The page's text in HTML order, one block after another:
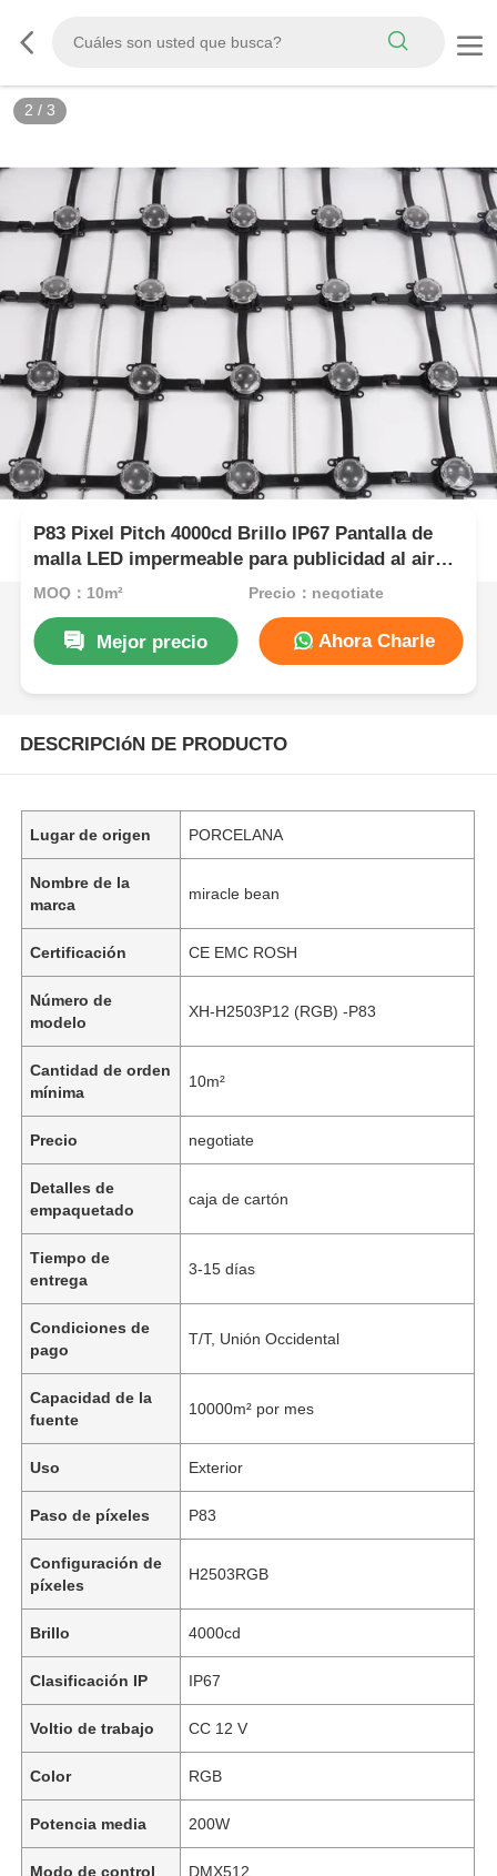
2 / 3
P83 Pixel Pitch 4000cd Brillo IP67 Pantalla de
malla LED impermeable para publicidad al aire
libre
MOQ：10m² Precio：negotiate
Mejor precio Ahora Charle
DESCRIPCIóN DE PRODUCTO
Lugar de origen PORCELANA
Nombre de la
marca
miracle bean
Certificación CE EMC ROSH
Número de
modelo
XH-H2503P12 (RGB) -P83
Cantidad de orden
mínima
10m²
Precio negotiate
Detalles de
empaquetado
caja de cartón
Tiempo de
entrega
3-15 días
Condiciones de
pago
T/T, Unión Occidental
Capacidad de la
fuente
10000m² por mes
Uso Exterior
Paso de píxeles P83
Configuración de
píxeles
H2503RGB
Brillo 4000cd
Clasificación IP IP67
Voltio de trabajo CC 12 V
Color RGB
Potencia media 200W
Modo de control DMX512